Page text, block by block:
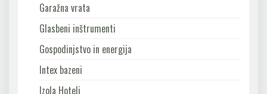
Garažna vrata
Glasbeni inštrumenti
Gospodinjstvo in energija
Intex bazeni
Izola Hoteli